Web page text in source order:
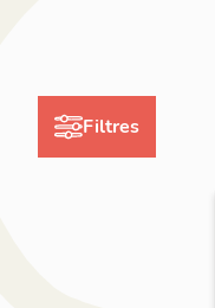
Filtres